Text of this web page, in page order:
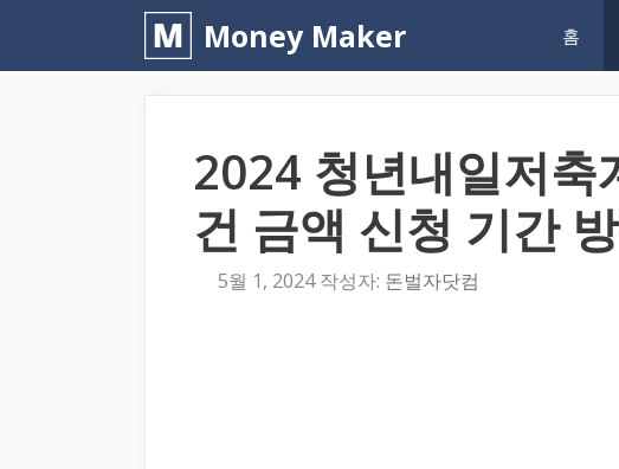
Money Maker 홈
2024 청년내일저축
건 금액 신청 기간
5월 1, 2024 작성자: 돈벌자닷컴